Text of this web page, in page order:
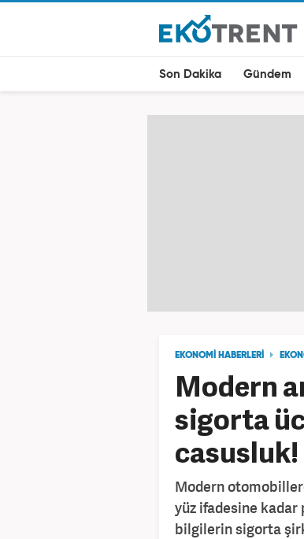
Son Dakika Gündem
EKONOMİ HABERLERİ
Modern
sigorta
casusluk!
Modern
yüz ifadesine kadar
bilgilerin sigorta